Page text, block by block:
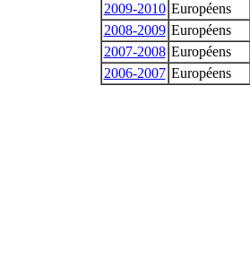
2009-2010 Européens
2008-2009 Européens
2007-2008 Européens
2006-2007 Européens